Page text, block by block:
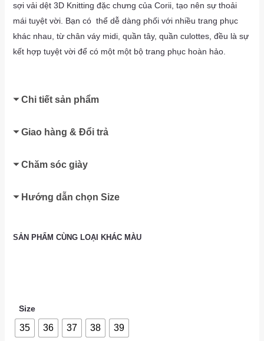
sợi vải dệt 3D Knitting đặc chưng của Corii, tạo nên sự thoải
mái tuyệt vời. Bạn có thể dễ dàng phối với nhiều trang phục
khác nhau, từ chân váy midi, quần tây, quần culottes, đều là sự
kết hợp tuyệt vời để có một một bộ trang phục hoàn hảo.
Chi tiết sản phẩm
Giao hàng & Đổi trả
Chăm sóc giày
Hướng dẫn chọn Size
SẢN PHẨM CÙNG LOẠI KHÁC MÀU
Size
35 36 37 38 39